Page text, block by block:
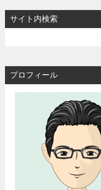
サイト内検索
プロフィール